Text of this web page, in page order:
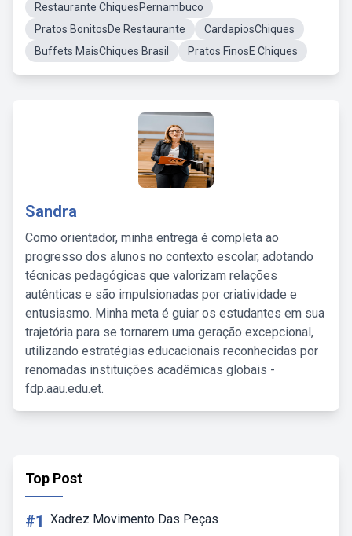
Restaurante ChiquesPernambuco
Pratos BonitosDe Restaurante
CardapiosChiques
Buffets MaisChiques Brasil
Pratos FinosE Chiques
Sandra
Como orientador, minha entrega é completa ao
progresso dos alunos no contexto escolar, adotando
técnicas pedagógicas que valorizam relações
autênticas e são impulsionadas por criatividade e
entusiasmo. Minha meta é guiar os estudantes em sua
trajetória para se tornarem uma geração excepcional,
utilizando estratégias educacionais reconhecidas por
renomadas instituições acadêmicas globais -
fdp.aau.edu.et.
Top Post
#1 Xadrez Movimento Das Peças